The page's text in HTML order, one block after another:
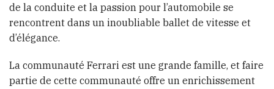
de la conduite et la passion pour l’automobile se
rencontrent dans un inoubliable ballet de vitesse et
d’élégance.
La communauté Ferrari est une grande famille, et faire
partie de cette communauté offre un enrichissement